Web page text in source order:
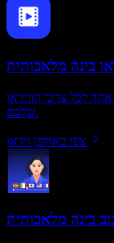
בינה מלאכותית
לכל צרכי הווידאו
שלכם.
צפו באולפן וידאו
בינה מלאכותית